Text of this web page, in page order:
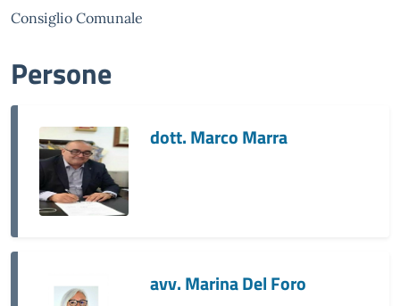
Consiglio Comunale
Persone
dott. Marco Marra
avv. Marina Del Foro